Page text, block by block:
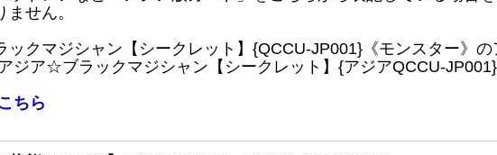
ません。
ックマジシャン【シークレット】{QCCU-JP001}《モンスター》
ジア☆ブラックマジシャン【シークレット】{アジアQCCU-JP001}
こちら